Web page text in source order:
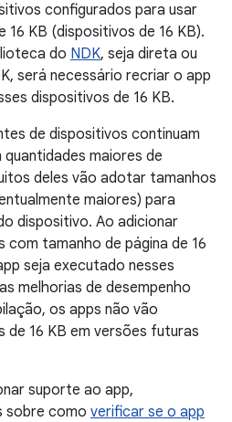
configurados para usar
16 KB (dispositivos de 16 KB).
do NDK, seja direta ou
será necessário recriar o app
dispositivos de 16 KB.
de dispositivos continuam
maiores de
deles vão adotar tamanhos
maiores) para
dispositivo. Ao adicionar
tamanho de página de 16
seja executado nesses
melhorias de desempenho
os apps não vão
de 16 KB em versões futuras
suporte ao app,
sobre como verificar se o app